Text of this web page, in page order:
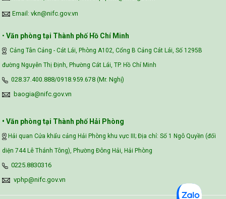
Email: vkn@nifc.gov.vn
• Văn phòng tại Thành phố Hồ Chí Minh
Cảng Tân Cảng - Cát Lái, Phòng A102, Cổng B Cảng Cát Lái, Số 1295B
đường Nguyễn Thị Định, Phường Cát Lái, TP. Hồ Chí Minh
028.37.400.888/0918.959.678 (Mr. Nghị)
baogia@nifc.gov.vn
• Văn phòng tại Thành phố Hải Phòng
Hải quan Cửa khẩu cảng Hải Phòng khu vực III; Địa chỉ: Số 1 Ngô Quyền (đối
diện 744 Lê Thánh Tông), Phường Đông Hải, Hải Phòng
0225.8830316
vphp@nifc.gov.vn